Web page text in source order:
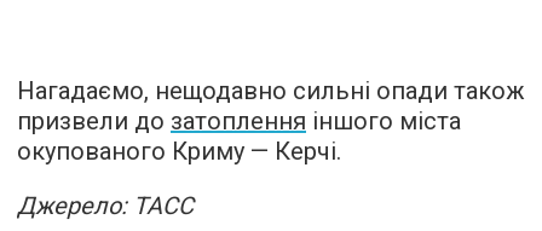
Нагадаємо, нещодавно сильні опади також
призвели до затоплення іншого міста
окупованого Криму — Керчі.
Джерело: ТАСС